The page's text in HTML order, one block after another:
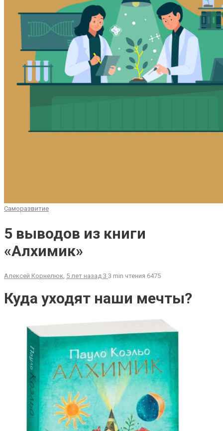
Саморазвитие
5 выводов из книги
«Алхимик»
Алексей Корнелюк 5 лет назад 3 3 min чтения 6475
Куда уходят наши мечты?